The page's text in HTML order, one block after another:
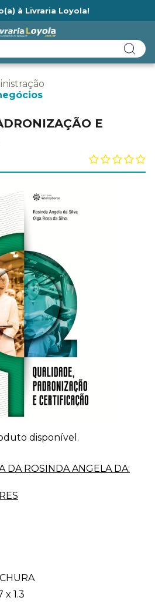
à Livraria Loyola!
E
disponível.
DA ROSINDA ANGELA DA:
x 1.3